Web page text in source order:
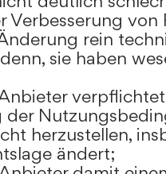
Verbesserung
rein
sie haben
verpflichtet
der
herzustellen,
ändert;